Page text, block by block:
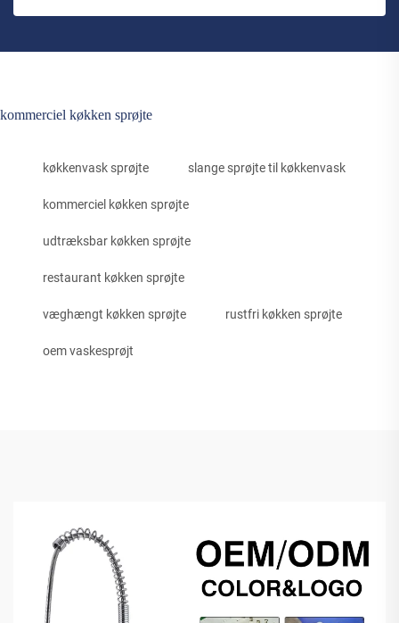
kommerciel køkken sprøjte
køkkenvask sprøjte slange sprøjte til køkkenvask
kommerciel køkken sprøjte
udtræksbar køkken sprøjte
restaurant køkken sprøjte
væghængt køkken sprøjte rustfri køkken sprøjte
oem vaskesprøjt